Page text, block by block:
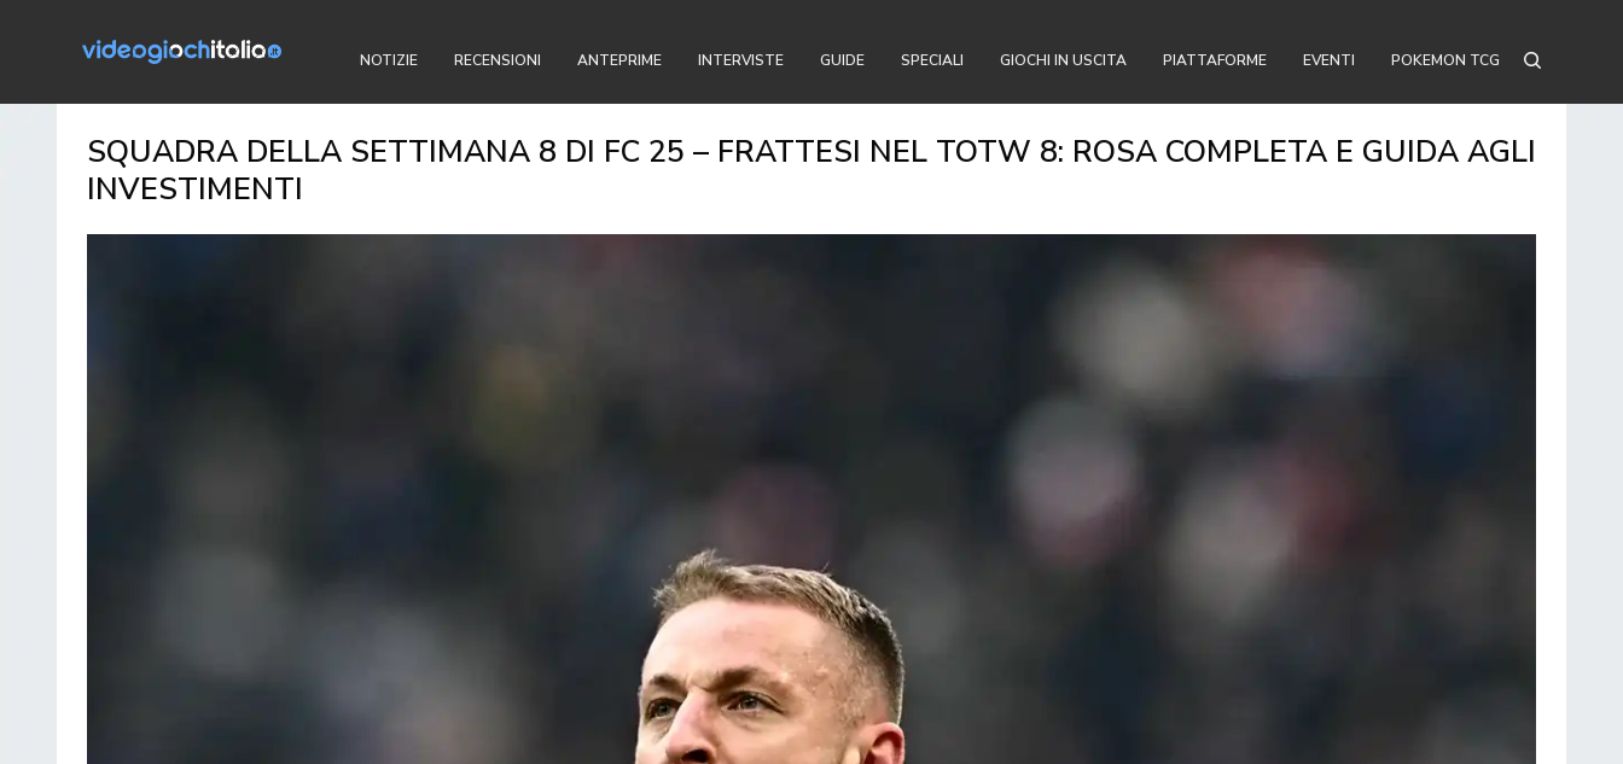
NOTIZIE RECENSIONI ANTEPRIME INTERVISTE GUIDE SPECIALI GIOCHI IN USCITA PIATTAFORME EVENTI POKEMON TCG
SQUADRA DELLA SETTIMANA 8 DI FC 25 – FRATTESI NEL TOTW 8: ROSA COMPLETA E GUIDA AGLI
INVESTIMENTI